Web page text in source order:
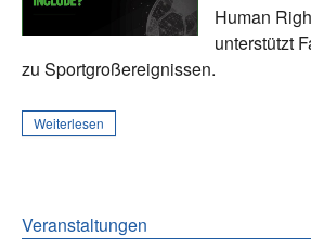
Human
unterstützt
zu Sportgroßereignissen.
Weiterlesen
Veranstaltungen